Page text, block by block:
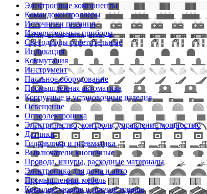
Электронные компоненты
Командоконтроллеры
Источники питания
Измерительные приборы
Светодиоды осветительные
Индикация
Коммутация
Инструмент
Паяльное оборудование
Промышленная автоматика
Корпусные и установочные изделия
Освещение
Оптоэлектроника
Электричество, контроль, управление мощностью
Датчики
Гидравлика и пневматика
Выключатели кнопочные
Провода, шнуры, расходные материалы
Электроника для дома и авто
Промышленная мебель
Комплектующие и прочие товары